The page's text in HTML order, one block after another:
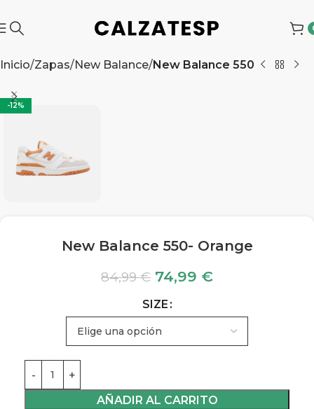
Inicio Zapas New Balance New Balance 550
-12%
New Balance 550- Orange
84,99€ 74,99 €
SIZE
AÑADIR AL CARRITO